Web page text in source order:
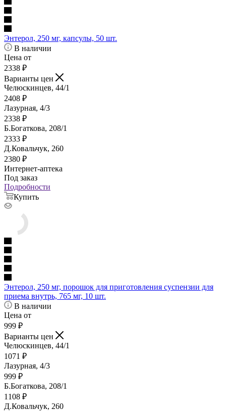
Энтерол, 250 мг, капсулы, 50 шт.
В наличии
Цена от
2338 ₽
Варианты цен
Челюскинцев, 44/1
2408 ₽
Лазурная, 4/3
2338 ₽
Б.Богаткова, 208/1
2333 ₽
Д.Ковальчук, 260
2380 ₽
Интернет-аптека
Под заказ
Подробности
Купить
Энтерол, 250 мг, порошок для приготовления суспензии для
приема внутрь, 765 мг, 10 шт.
В наличии
Цена от
999 ₽
Варианты цен
Челюскинцев, 44/1
1071 ₽
Лазурная, 4/3
999 ₽
Б.Богаткова, 208/1
1108 ₽
Д.Ковальчук, 260